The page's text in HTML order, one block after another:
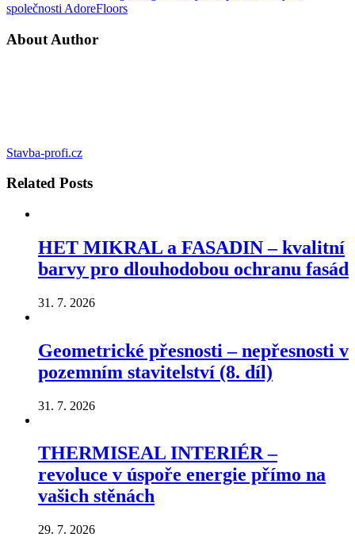
společnosti AdoreFloors
About Author
Stavba-profi.cz
Related Posts
HET MIKRAL a FASADIN – kvalitní
barvy pro dlouhodobou ochranu fasád
31. 7. 2026
Geometrické přesnosti – nepřesnosti v
pozemním stavitelství (8. díl)
31. 7. 2026
THERMISEAL INTERIÉR –
revoluce v úspoře energie přímo na
vašich stěnách
29. 7. 2026